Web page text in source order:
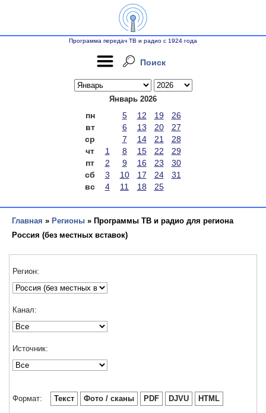
Программа передач ТВ и радио с 1924 года
Поиск
Январь 2026
пн 5 12 19
26
вт
6 13 20
27
ср
7 14 21
28
чт
1 8 15 22
29
пт
2 9 16 23
30
сб
3 10 17 24
31
вс
4 11 18 25
Главная » Регионы » Программы ТВ и радио для региона
Россия (без местных вставок)
Регион:
Канал:
Источник:
Формат: Текст Фото / сканы PDF DJVU HTML